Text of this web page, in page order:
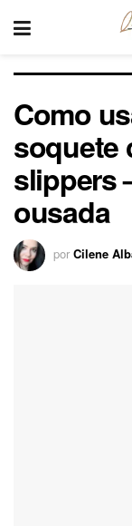
Como
soquete
slippers
ousada
por Cilene